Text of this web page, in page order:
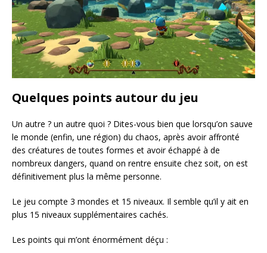
Quelques points autour du jeu
Un autre ? un autre quoi ? Dites-vous bien que lorsqu’on sauve
le monde (enfin, une région) du chaos, après avoir affronté
des créatures de toutes formes et avoir échappé à de
nombreux dangers, quand on rentre ensuite chez soit, on est
définitivement plus la même personne.
Le jeu compte 3 mondes et 15 niveaux. Il semble qu’il y ait en
plus 15 niveaux supplémentaires cachés.
Les points qui m’ont énormément déçu :